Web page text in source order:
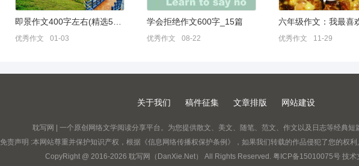
优秀作文 01-03
学会拒绝作文600字_15篇
优秀作文 08-22 优秀作文 11-29
关于我们 稿件征集 文章排版 网站建设
耽写网 | 一个原创网络文学阅读分享平台。为您提供散文、美文、随笔、范文、作文以及日志等经典短
免责声明 :本网站尊重并保护知识产权，根据《信息网络传播权保护条例》，如果我们转载的作品侵犯了您的权利
CopyRight @ 2016-2026 耽写网（DanXie.Net） All Rights Reserved. 粤ICP备15010075号 技术